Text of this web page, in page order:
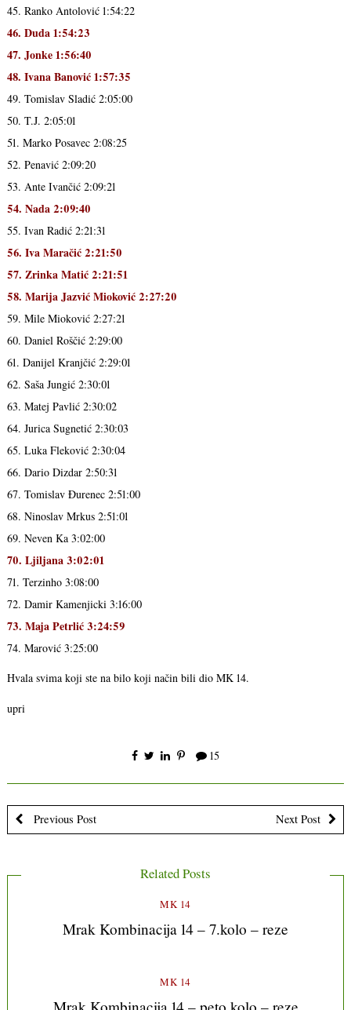
45. Ranko Antolović 1:54:22
46. Duda 1:54:23
47. Jonke 1:56:40
48. Ivana Banović 1:57:35
49. Tomislav Sladić 2:05:00
50. T.J. 2:05:01
51. Marko Posavec 2:08:25
52. Penavić 2:09:20
53. Ante Ivančić 2:09:21
54. Nada 2:09:40
55. Ivan Radić 2:21:31
56. Iva Maračić 2:21:50
57. Zrinka Matić 2:21:51
58. Marija Jazvić Mioković 2:27:20
59. Mile Mioković 2:27:21
60. Daniel Roščić 2:29:00
61. Danijel Kranjčić 2:29:01
62. Saša Jungić 2:30:01
63. Matej Pavlić 2:30:02
64. Jurica Sugnetić 2:30:03
65. Luka Fleković 2:30:04
66. Dario Dizdar 2:50:31
67. Tomislav Đurenec 2:51:00
68. Ninoslav Mrkus 2:51:01
69. Neven Ka 3:02:00
70. Ljiljana 3:02:01
71. Terzinho 3:08:00
72. Damir Kamenjicki 3:16:00
73. Maja Petrlić 3:24:59
74. Marović 3:25:00
Hvala svima koji ste na bilo koji način bili dio MK 14.
upri
15
Previous Post Next Post
Related Posts
MK 14
Mrak Kombinacija 14 – 7.kolo – reze
MK 14